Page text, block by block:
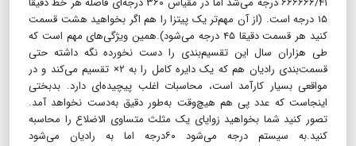
۱۵ درجه است. (از آن مهم‌تر یک پیتزا را هم اگر بخواهید هشت قسمت
کنید هر قسمت دقیقا ۴۵ درجه می‌شود).همین ویژگی‌های مهم است که
طی هزاران سال این تقسیم‌بندی را دست نخورده نگه داشته حتی
قسمت‌بندی رادیان هم که یک دایره کامل را به ۲× تقسیم می‌کند و در
مواقعی بسیار کارآمد است، محاسبات اغلب پیچیده‌ای دارد. بدبختی
اینجاست که عدد پی هم هیچ‌وقت به‌طور دقیق به‌دست نخواهد آمد.
تصور کنید شما بخواهید زوایای یک مثلث متساوی الاضلاع را محاسبه
کنید.به سیستم درجه می‌شود ۶۰درجه اما به رادیان می‌شود